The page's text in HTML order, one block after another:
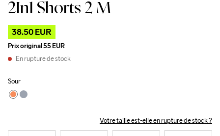
2In1 Shorts 2 M
38.50 EUR
Prix original55 EUR
En rupture de stock
Sour
Votre taille est-elle en rupture de stock ?